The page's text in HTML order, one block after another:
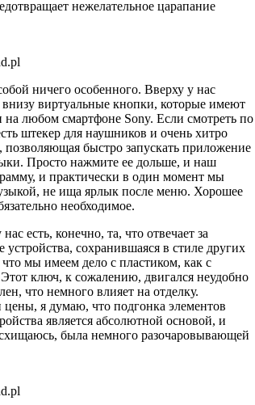
нежелательное царапание
ничего особенного. Вверху у нас
внизу виртуальные кнопки, которые имеют
любом смартфоне Sony. Если смотреть по
штекер для наушников и очень хитро
позволяющая быстро запускать приложение
Просто нажмите ее дольше, и наш
и практически в один момент мы
не ища ярлык после меню. Хорошее
необходимое.
есть, конечно, та, что отвечает за
сохранившаяся в стиле других
мы имеем дело с пластиком, как с
ключ, к сожалению, двигался неудобно
что немного влияет на отделку.
я думаю, что подгонка элементов
является абсолютной основой, и
была немного разочаровывающей